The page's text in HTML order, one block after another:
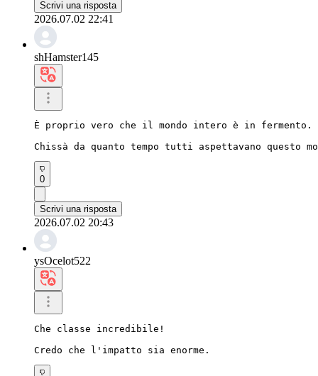
Scrivi una risposta
2026.07.02 22:41
shHamster145
È proprio vero che il mondo intero è in fermento.
Chissà da quanto tempo tutti aspettavano questo
0
Scrivi una risposta
2026.07.02 20:43
ysOcelot522
Che classe incredibile!
Credo che l'impatto sia enorme.